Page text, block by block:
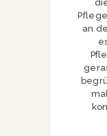
an